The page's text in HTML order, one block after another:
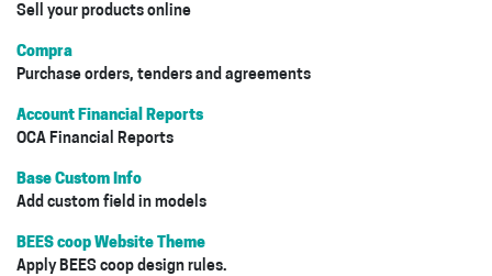
Sell your products online
Compra
Purchase orders, tenders and agreements
Account Financial Reports
OCA Financial Reports
Base Custom Info
Add custom field in models
BEES coop Website Theme
Apply BEES coop design rules.